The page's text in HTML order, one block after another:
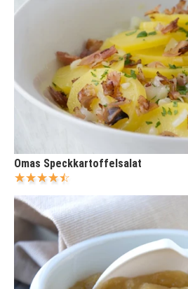
Omas Speckkartoffelsalat